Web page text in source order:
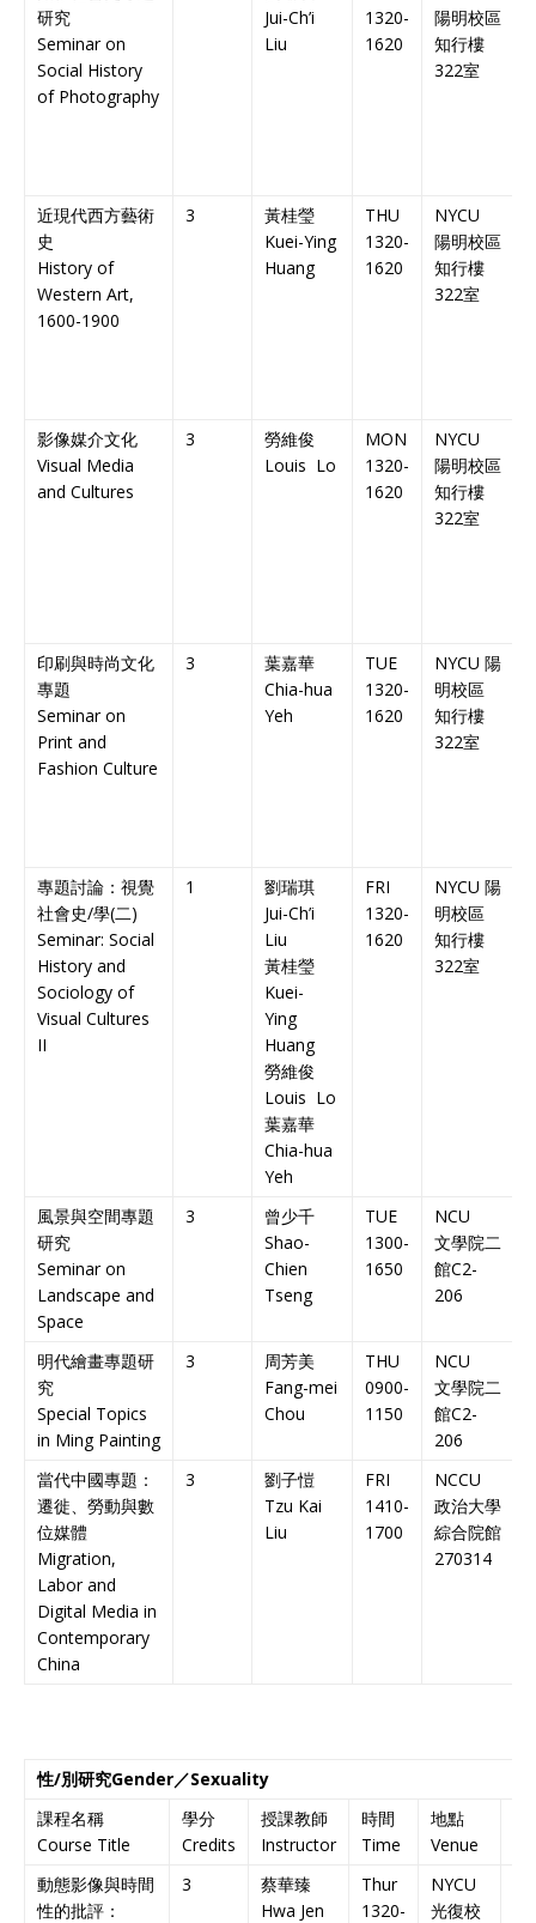
研究
Seminar on
Social History
of Photography
Jui-Ch’i
Liu
1320-
1620
陽明校區
知行樓
322室
近現代西方藝術
史
History of
Western Art,
1600-1900
3
黃桂瑩
Kuei-Ying
Huang
THU
1320-
1620
NYCU
陽明校區
知行樓
322室
影像媒介文化
Visual Media
and Cultures
3
勞維俊
Louis Lo
MON
1320-
1620
NYCU
陽明校區
知行樓
322室
印刷與時尚文化
專題
Seminar on
Print and
Fashion Culture
3
葉嘉華
Chia-hua
Yeh
TUE
1320-
1620
NYCU 陽
明校區
知行樓
322室
專題討論：視覺
社會史/學(二)
Seminar: Social
History and
Sociology of
Visual Cultures
II
1
劉瑞琪
Jui-Ch’i
Liu
黃桂瑩
Kuei-
Ying
Huang
勞維俊
Louis Lo
葉嘉華
Chia-hua
Yeh
FRI
1320-
1620
NYCU 陽
明校區
知行樓
322室
風景與空間專題
研究
Seminar on
Landscape and
Space
3
曾少千
Shao-
Chien
Tseng
TUE
1300-
1650
NCU
文學院二
館C2-
206
明代繪畫專題研
究
Special Topics
in Ming Painting
3
周芳美
Fang-mei
Chou
THU
0900-
1150
NCU
文學院二
館C2-
206
當代中國專題：
遷徙、勞動與數
位媒體
Migration,
Labor and
Digital Media in
Contemporary
China
3
劉子愷
Tzu Kai
Liu
FRI
1410-
1700
NCCU
政治大學
綜合院館
270314
性/別研究Gender／Sexuality
課程名稱
Course Title
學分
Credits
授課教師
Instructor
時間
Time
地點
Venue
動態影像與時間
性的批評：
3
蔡華臻
Hwa Jen
Thur
1320-
NYCU
光復校